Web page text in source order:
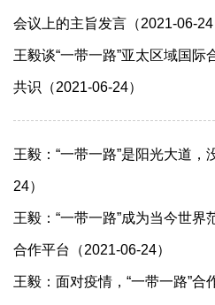
会议上的主旨发言（2021-06-24
王毅谈“一带一路”亚太区域国
共识（2021-06-24）
王毅：“一带一路”是阳光大道
24）
王毅：“一带一路”成为当今世
合作平台（2021-06-24）
王毅：面对疫情，“一带一路”合